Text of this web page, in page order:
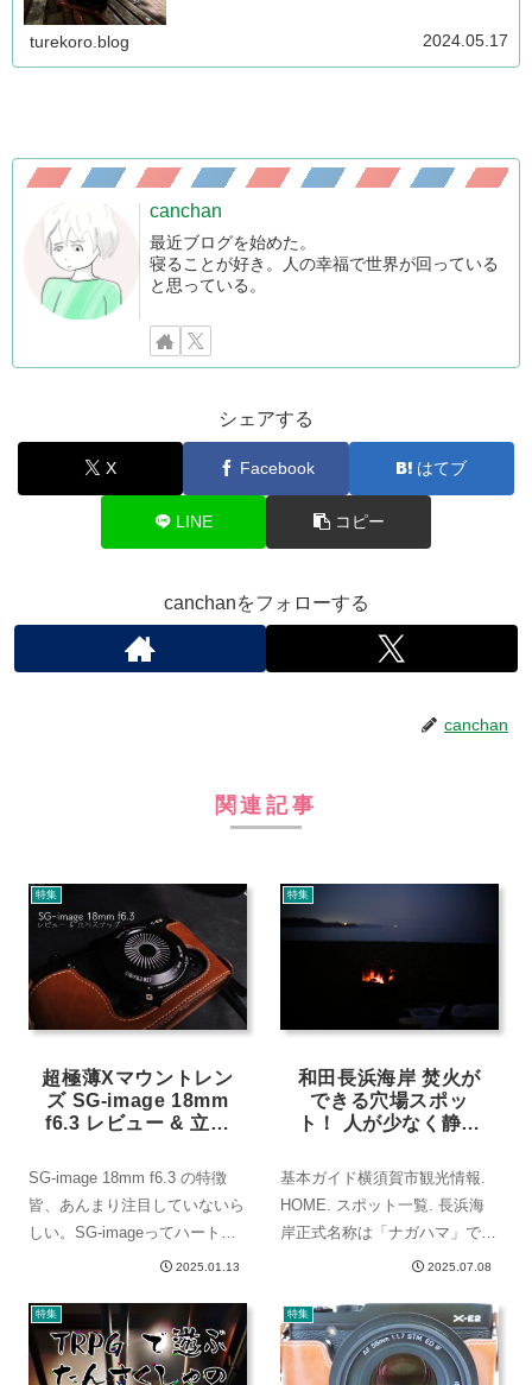
turekoro.blog 2024.05.17
canchan
最近ブログを始めた。
寝ることが好き。人の幸福で世界が回っている
と思っている。
シェアする
X Facebook はてブ
LINE コピー
canchanをフォローする
canchan
関連記事
特集
超極薄Xマウントレン
ズ SG-image 18mm
f6.3 レビュー & 立川
SG-image 18mm f6.3 の特徴
皆、あんまり注目していないら
しい。SG-imageってハートや
星みたいなボケの形を作れるレ
いたが、それをいい意味で裏切
られた。明日、遠出するときに
18mm f6.3 ...
2025.01.13
特集
和田長浜海岸 焚火が
できる穴場スポッ
ト！ 人が少なく静か
基本ガイド横須賀市観光情報.
HOME. スポット一覧. 長浜海
岸正式名称は「ナガハマ」です
が、地元の人たちは「ナハマ」
砂浜は、のんびりとした雰囲気
が漂い子供連れなどには最適で
す。一年を通じてマリンスポー
2025.07.08
特集 特集